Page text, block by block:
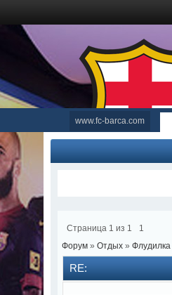
www.fc-barca.com
Страница 1 из 1
1
Форум » Отдых » Флудилка
RE: